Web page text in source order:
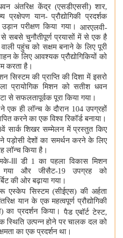
अंतरिक्ष केंद्र (एसडीएससी) शार,
प्रक्षेपण यान- प्रौद्योगिकी प्रदर्शक
परीक्षण किया गया।
आरएलवी-
सबसे चुनौतीपूर्ण प्रयासों में से एक है
पहुंच को सक्षम बनाने के लिए पूरी
के लिए आवश्यक प्रौद्योगिकियों को
करता है।
सिस्टम की प्राप्ति की दिशा में इसरो
प्रायोगिक मिशन को सतीश धवन
से सफलतापूर्वक पूरा किया गया।
एक ही लॉन्च के दौरान 104 उपग्रहों
करने का एक विश्व रिकॉर्ड बनाया।
सार्क शिखर सम्मेलन में प्रस्तुत किए
पड़ोसी देशों का समर्थन करने के लिए
लॉन्च किया है।
III डी 1 का पहला विकास मिशन
गया और जीसैट-19 उपग्रह को
की ओर बढ़ाया गया।
एस्केप सिस्टम (सीईएस) की अर्हता
यान के एक महत्वपूर्ण प्रौद्योगिकी
का प्रदर्शन किया।
पैड एबॉर्ट टेस्ट,
स्थिति उत्पन्न होने पर चालक दल को
का एक प्रदर्शन था।